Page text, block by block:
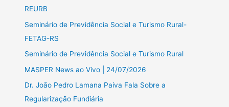
REURB
Seminário de Previdência Social e Turismo Rural-
FETAG-RS
Seminário de Previdência Social e Turismo Rural
MASPER News ao Vivo | 24/07/2026
Dr. João Pedro Lamana Paiva Fala Sobre a
Regularização Fundiária